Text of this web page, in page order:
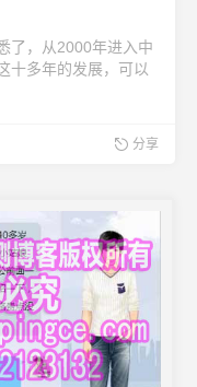
了，从2000年进入中
十多年的发展，可以
分享